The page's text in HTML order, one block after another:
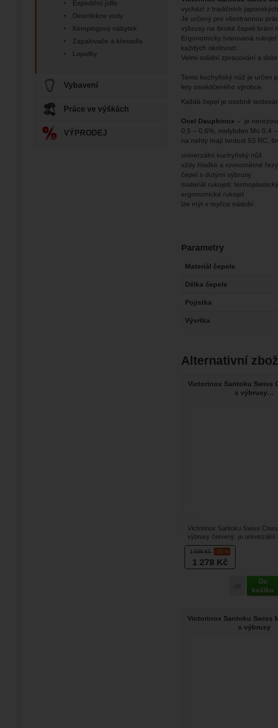
Zobrazit
Tyto cookies nám
Jejich pomocí určujeme
Data získaná pomocí
nejsme schopni
Marketingové
Marketingové - abychom
Povoleno
Marketingové cookies
vhodné obsahy nebo
vychází z tradičních
Je určený pro všestrannou
výbrusy na široké čepeli brání
Ergonomicky tvarovaná
každých okolností.
Velmi solidní zpracování a
Tento kuchyňský nůž je určen
lety osvědčeného výrobce.
Každá čepel je osobně
Ocel Dauphinox – je
0,5 – 0,6%, molybden Mo 0,4
na nehty mají tvrdost 53 RC,
univerzální kuchyňský nůž
vždy hladké a rovnoměrné řezy
čepel s dutými výbrusy
materiál rukojeti:
ergonomická rukojeť
lze mýt v myčce nádobí
Parametry
Materiál čepele
Délka čepele
Pojistka
Vývrtka
Alternativní
Victorinox Santoku Swiss
s výbrusy…
1 599Kč -20 %
1 278 Kč
Porovnat
Do
košíku
Victorinox Santoku Swiss
výbrusy červený: je univerzální
v populárním santoku...
Victorinox Santoku Swiss
s výbrusy
Expediční jídlo
Desinfekce vody
Kempingový nábytek
Zapalovače a křesadla
Lopatky
Vybavení
Práce ve výškách
VÝPRODEJ